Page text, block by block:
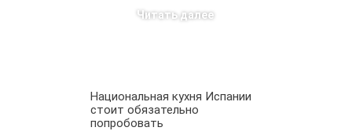
Читать далее
Национальная кухня Испании
стоит обязательно
попробовать